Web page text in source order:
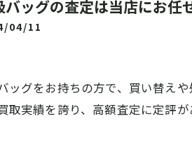
バッグの査定は当店にお任
04/11
ッグをお持ちの方で、買い替え
取実績を誇り、高額査定に定評